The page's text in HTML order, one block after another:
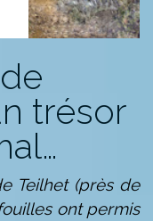
trésor
Teilhet (près de
ont permis